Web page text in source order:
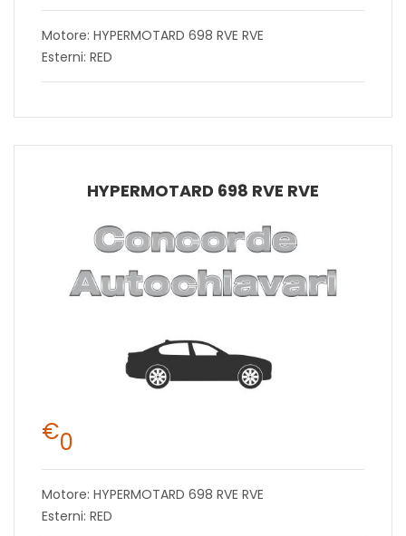
Motore: HYPERMOTARD 698 RVE RVE
Esterni: RED
HYPERMOTARD 698 RVE RVE
€0
Motore: HYPERMOTARD 698 RVE RVE
Esterni: RED